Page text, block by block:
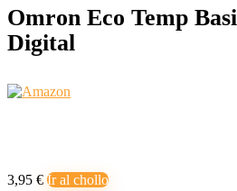
Omron Eco Temp
Digital
3,95 € Ir al chollo